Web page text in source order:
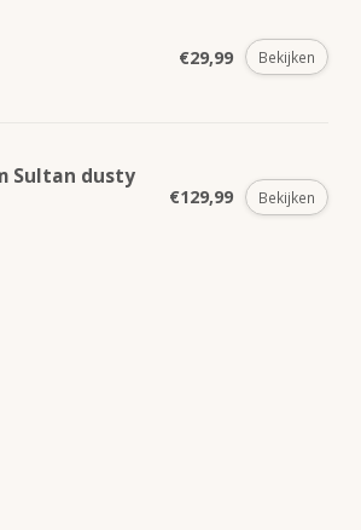
€29,99 Bekijken
Sultan dusty
€129,99 Bekijken